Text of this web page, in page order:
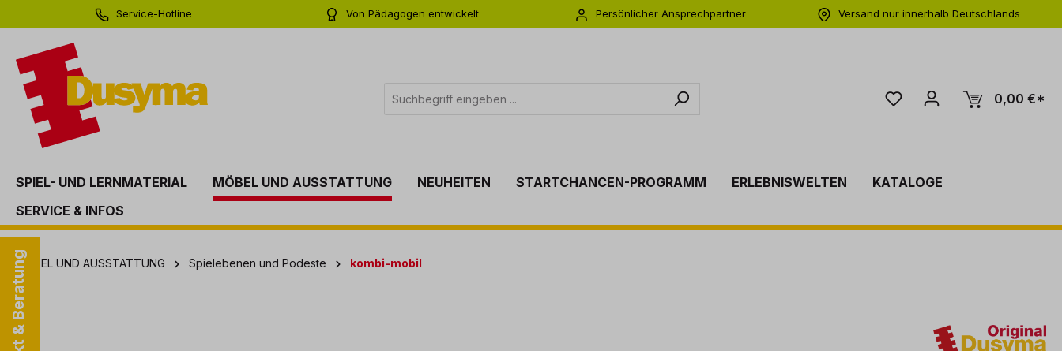
Zur Hauptnavigation springen
Service-Hotline
Von Pädagogen entwickelt
Persönlicher Ansprechpartner
Versand nur innerhalb Deutschlands
0,00 €*
SPIEL- UND LERNMATERIAL MÖBEL UND AUSSTATTUNG NEUHEITEN STARTCHANCEN-PROGRAMM ERLEBNISWELTEN
KATALOGE
SERVICE & INFOS
MÖBEL UND AUSSTATTUNG Spielebenen und Podeste kombi-mobil
Bildergalerie überspringen